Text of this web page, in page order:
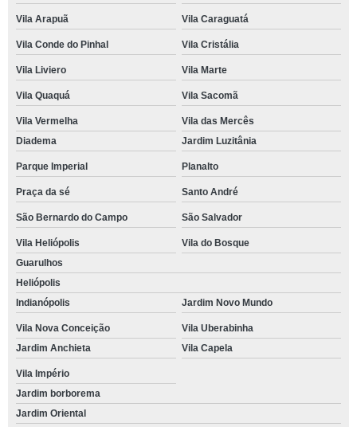
Vila Arapuã Vila Caraguatá
Vila Conde do Pinhal Vila Cristália
Vila Liviero Vila Marte
Vila Quaquá Vila Sacomã
Vila Vermelha
Vila das Mercês
Diadema
Jardim Luzitânia
Parque Imperial Planalto
Praça da sé Santo André
São Bernardo do Campo São Salvador
Vila Heliópolis
Vila do Bosque
Guarulhos
Heliópolis
Indianópolis
Jardim Novo Mundo
Vila Nova Conceição
Vila Uberabinha
Jardim Anchieta
Vila Capela
Vila Império
Jardim borborema
Jardim Oriental